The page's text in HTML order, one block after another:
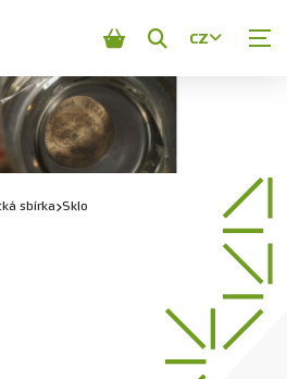
Zobrazit
vyhledávání
CZ
sbírka Sklo